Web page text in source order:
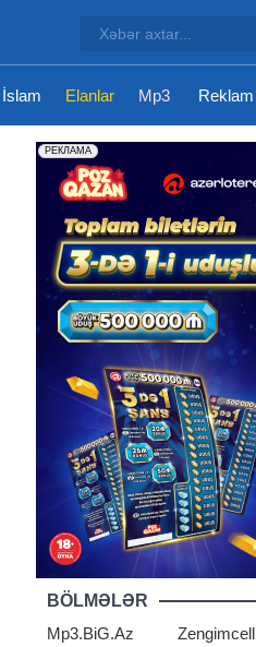
İslam Elanlar Mp3 Reklam
BÖLMƏLƏR
Mp3.BiG.Az
Zengimcell